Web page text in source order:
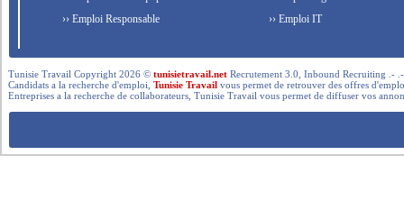
›› Emploi Responsable
›› Emploi IT
Tunisie Travail Copyright 2026 ©tunisietravail.net Recrutement 3.0, Inbound Recruiting .-
Candidats a la recherche d'emploi,Tunisie Travail vous permet de retrouver des offres
Entreprises a la recherche de collaborateurs, Tunisie Travail vous permet de diffuser vos